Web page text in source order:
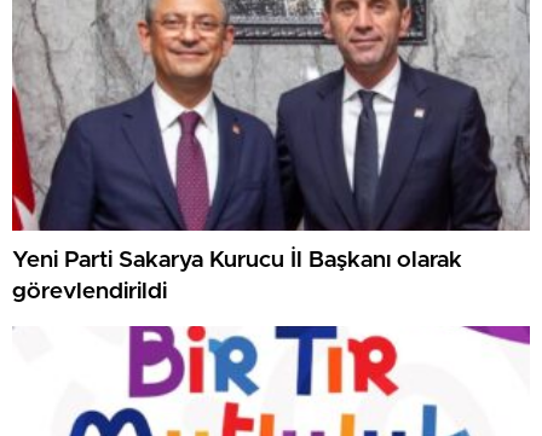
Yeni Parti Sakarya Kurucu İl Başkanı olarak
görevlendirildi